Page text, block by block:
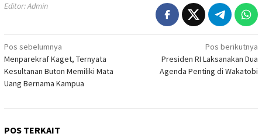
Editor: Admin
Navigasi
pos
Pos sebelumnya
Menparekraf Kaget, Ternyata
Kesultanan Buton Memiliki Mata
Uang Bernama Kampua
Pos berikutnya
Presiden RI Laksanakan Dua
Agenda Penting di Wakatobi
POS TERKAIT